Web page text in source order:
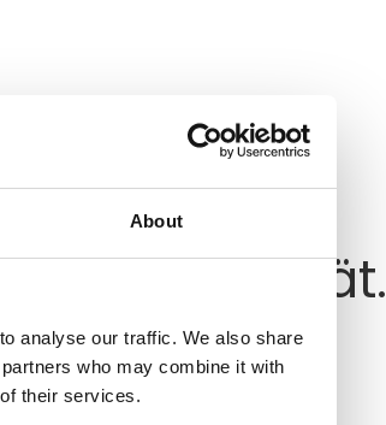
About
analyse our traffic. We also share
who may combine it with
their services.
Kapazität.